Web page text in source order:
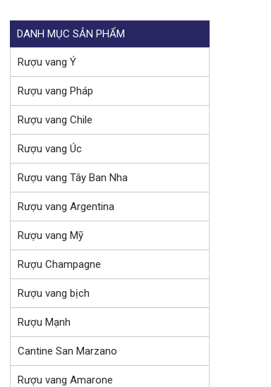
DANH MỤC SẢN PHẨM
Rượu vang Ý
Rượu vang Pháp
Rượu vang Chile
Rượu vang Úc
Rượu vang Tây Ban Nha
Rượu vang Argentina
Rượu vang Mỹ
Rượu Champagne
Rượu vang bịch
Rượu Mạnh
Cantine San Marzano
Rượu vang Amarone